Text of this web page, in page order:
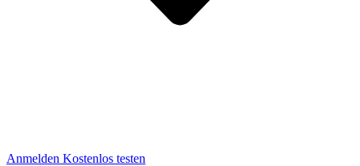
Anmelden Kostenlos testen